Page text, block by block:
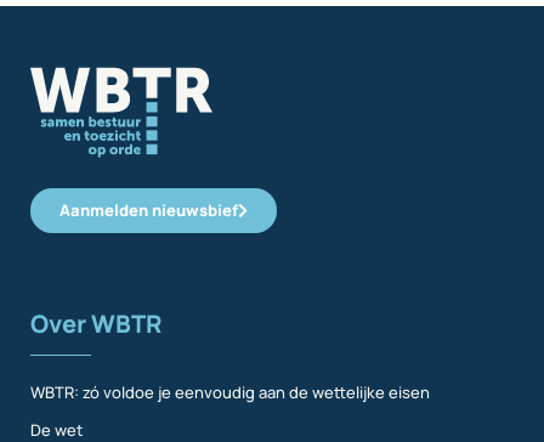
Aanmelden nieuwsbief
Over WBTR
WBTR: zó voldoe je eenvoudig aan de wettelijke eisen
De wet